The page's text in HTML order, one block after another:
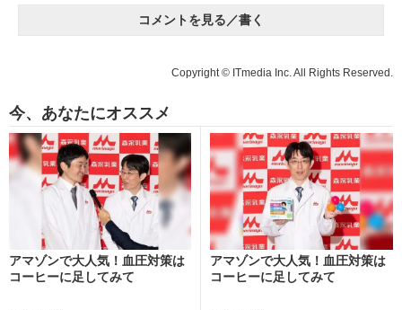
コメントを見る／書く
Copyright © ITmedia Inc. All Rights Reserved.
今、あなたにオススメ
アマゾンで大人気！血圧対策は
コーヒーに足してみて
アマゾンで大人気！血圧対策は
コーヒーに足してみて